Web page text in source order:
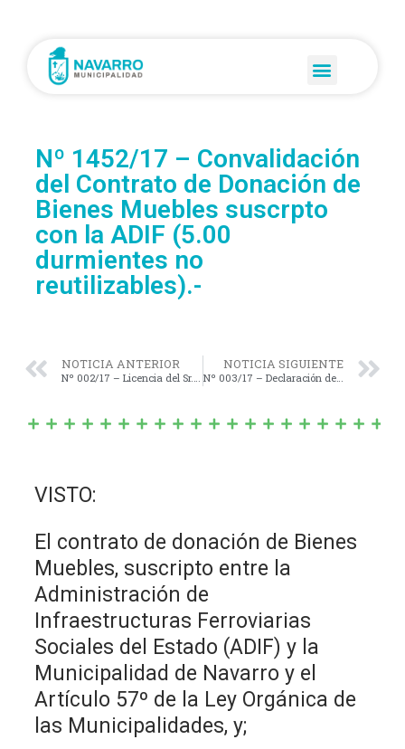
Nº 1452/17 – Convalidación
del Contrato de Donación de
Bienes Muebles suscrpto
con la ADIF (5.00
durmientes no
reutilizables).-
NOTICIA ANTERIOR
Nº 002/17 – Licencia del Sr. Concejal Hernán Ferrari.-
NOTICIA SIGUIENTE
Nº 003/17 – Declaración de “CIUDADANO ILUSTRE POST MORTEM DE NAVARRO” al Dr. Gastón Molaquino en reconocimiento a sus méritos profesionales al servicio de la Psiquiatría en su ejercicio profesional en nuestro Distrito.-
VISTO:
El contrato de donación de Bienes
Muebles, suscripto entre la
Administración de
Infraestructuras Ferroviarias
Sociales del Estado (ADIF) y la
Municipalidad de Navarro y el
Artículo 57º de la Ley Orgánica de
las Municipalidades, y;